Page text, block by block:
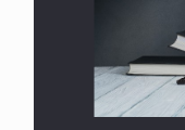
أو الهجرية؟